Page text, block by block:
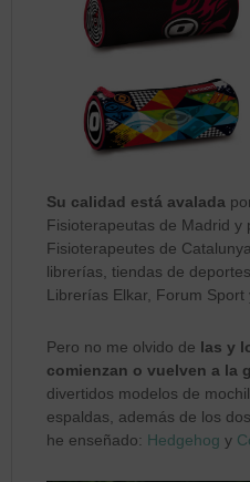
Su calidad está avalada
Fisioterapeutas de Madrid y
Fisioterapeutes de
librerías, tiendas de
Librerías Elkar, Forum Sport
Pero no me olvido de las y
comienzan o vuelven a la
divertidos modelos de
espaldas, además de los
he enseñado: Hedgehog y